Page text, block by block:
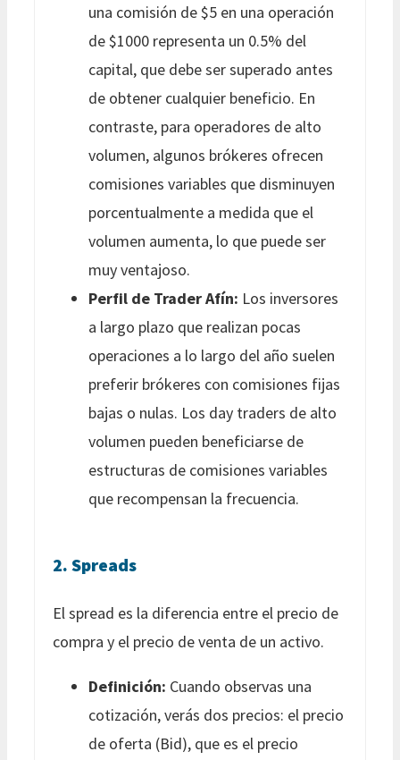
una comisión de $5 en una operación
de $1000 representa un 0.5% del
capital, que debe ser superado antes
de obtener cualquier beneficio. En
contraste, para operadores de alto
volumen, algunos brókeres ofrecen
comisiones variables que disminuyen
porcentualmente a medida que el
volumen aumenta, lo que puede ser
muy ventajoso.
Perfil de Trader Afín: Los inversores
a largo plazo que realizan pocas
operaciones a lo largo del año suelen
preferir brókeres con comisiones fijas
bajas o nulas. Los day traders de alto
volumen pueden beneficiarse de
estructuras de comisiones variables
que recompensan la frecuencia.
2. Spreads
El spread es la diferencia entre el precio de
compra y el precio de venta de un activo.
Definición: Cuando observas una
cotización, verás dos precios: el precio
de oferta (Bid), que es el precio